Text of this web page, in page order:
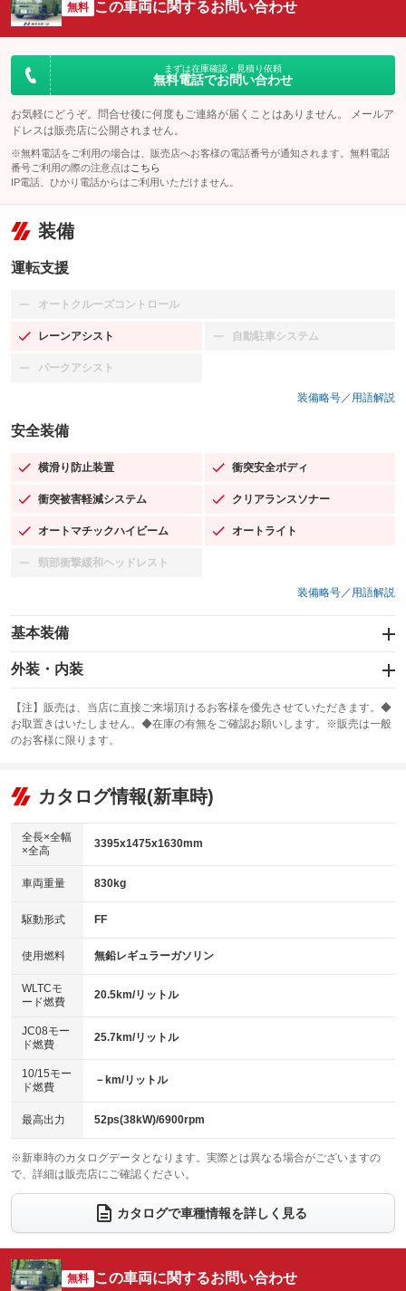
無料 この車両に関するお問い合わせ
まずは在庫確認・見積り依頼
無料電話でお問い合わせ
お気軽にどうぞ。問合せ後に何度もご連絡が届くことはありません。 メールア
ドレスは販売店に公開されません。
※無料電話をご利用の場合は、販売店へお客様の電話番号が通知されます。無料電話
番号ご利用の際の注意点は こちら
IP電話、ひかり電話からはご利用いただけません。
装備
運転支援
オートクルーズコントロール
：装備なし
レーンアシスト
：装備あり 自動駐車システム
：装備なし
パークアシスト
：装備なし
装備略号／用語解説
安全装備
横滑り防止装置
：装備あり 衝突安全ボディ
：装備あり
衝突被害軽減システム
：装備あり クリアランスソナー
：装備あり
オートマチックハイビーム
：装備あり オートライト
：装備あり
頸部衝撃緩和ヘッドレスト
：装備なし
装備略号／用語解説
基本装備
エアバッグ：運転席/助手席/サイド
：装備あり
：装備なし
サンルーフ
：装備なし ABS
リフトアップ
：装備なし
：装備なし
パワーウィンドウ
アイドリングストップ
：装備あり
USB入力端子
：装備あり
100V電源
：装備なし
センターデフロック
：装備なし
電動格納ミラー
：装備あり
外装・内装
カーナビ：メモリーナビ他
：装備あり
TV：フルセグ
：装備あり
ビジュアル：-／DVD再生
：装備あり
アルミホイール
：装備なし
HID(キセノンライト)
バックカメラ
エアロ
：装備なし
ローダウン
：装備なし
ベンチシート
：装備なし
チップアップシート
：装備なし
電動格納サードシート
：装備なし シートヒーター
：装備なし
ウォークスルー
電動リアゲート フロントカメラ
：装備なし
シートエアコン
：装備なし 全周囲カメラ
：装備なし
サイドカメラ
：装備なし ルーフレール
：装備なし
【注】販売は、当店に直接ご来場頂けるお客様を優先させていただきます。◆
お取置きはいたしません。◆在庫の有無をご確認お願いします。※販売は一般
のお客様に限ります。
カタログ情報(新車時)
全長×全幅
×全高
3395x1475x1630mm
車両重量 830kg
駆動形式 FF
使用燃料 無鉛レギュラーガソリン
WLTCモ
ード燃費
20.5km/リットル
JC08モー
ド燃費
25.7km/リットル
10/15モー
ド燃費
－km/リットル
最高出力 52ps(38kW)/6900rpm
※新車時のカタログデータとなります。実際とは異なる場合がございますの
で、詳細は販売店にご確認ください。
カタログで車種情報を詳しく見る
無料 この車両に関するお問い合わせ